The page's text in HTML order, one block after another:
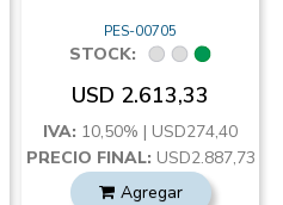
PES-00705
STOCK:
USD 2.613,33
IVA: 10,50% | USD274,40
PRECIO FINAL: USD2.887,73
Agregar